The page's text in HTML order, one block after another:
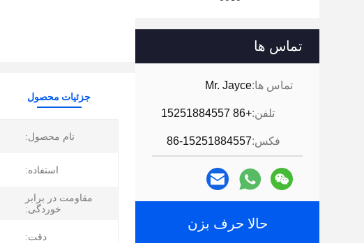
تماس ها
تماس ها:Mr. Jayce
تلفن:+86 15251884557
فکس:86-15251884557
حالا حرف بزن
جزئیات محصول
نام محصول:
استفاده:
مقاومت در برابر
خوردگی:
دقت: